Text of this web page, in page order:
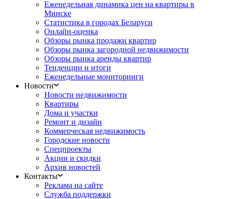
Еженедельная динамика цен на квартиры в
Минске
Статистика в городах Беларуси
Онлайн-оценка
Обзоры рынка продажи квартир
Обзоры рынка загородной недвижимости
Обзоры рынка аренды квартир
Тенденции и итоги
Еженедельные мониторинги
Новости
Новости недвижимости
Квартиры
Дома и участки
Ремонт и дизайн
Коммерческая недвижимость
Городские новости
Спецпроекты
Акции и скидки
Архив новостей
Контакты
Реклама на сайте
Служба поддержки